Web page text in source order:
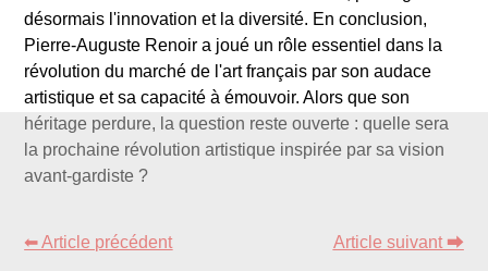
désormais l'innovation et la diversité. En conclusion,
Pierre-Auguste Renoir a joué un rôle essentiel dans la
révolution du marché de l'art français par son audace
artistique et sa capacité à émouvoir. Alors que son
héritage perdure, la question reste ouverte : quelle sera
la prochaine révolution artistique inspirée par sa vision
avant-gardiste ?
⬅ Article précédent Article suivant ⮕